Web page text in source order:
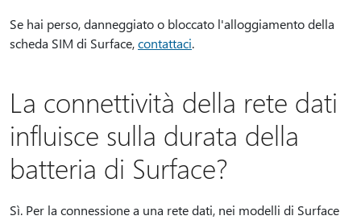
Se hai perso, danneggiato o bloccato l'alloggiamento della
scheda SIM di Surface,contattaci.
La connettività della rete dati
influisce sulla durata della
batteria di Surface?
Sì. Per la connessione a una rete dati, nei modelli di Surface